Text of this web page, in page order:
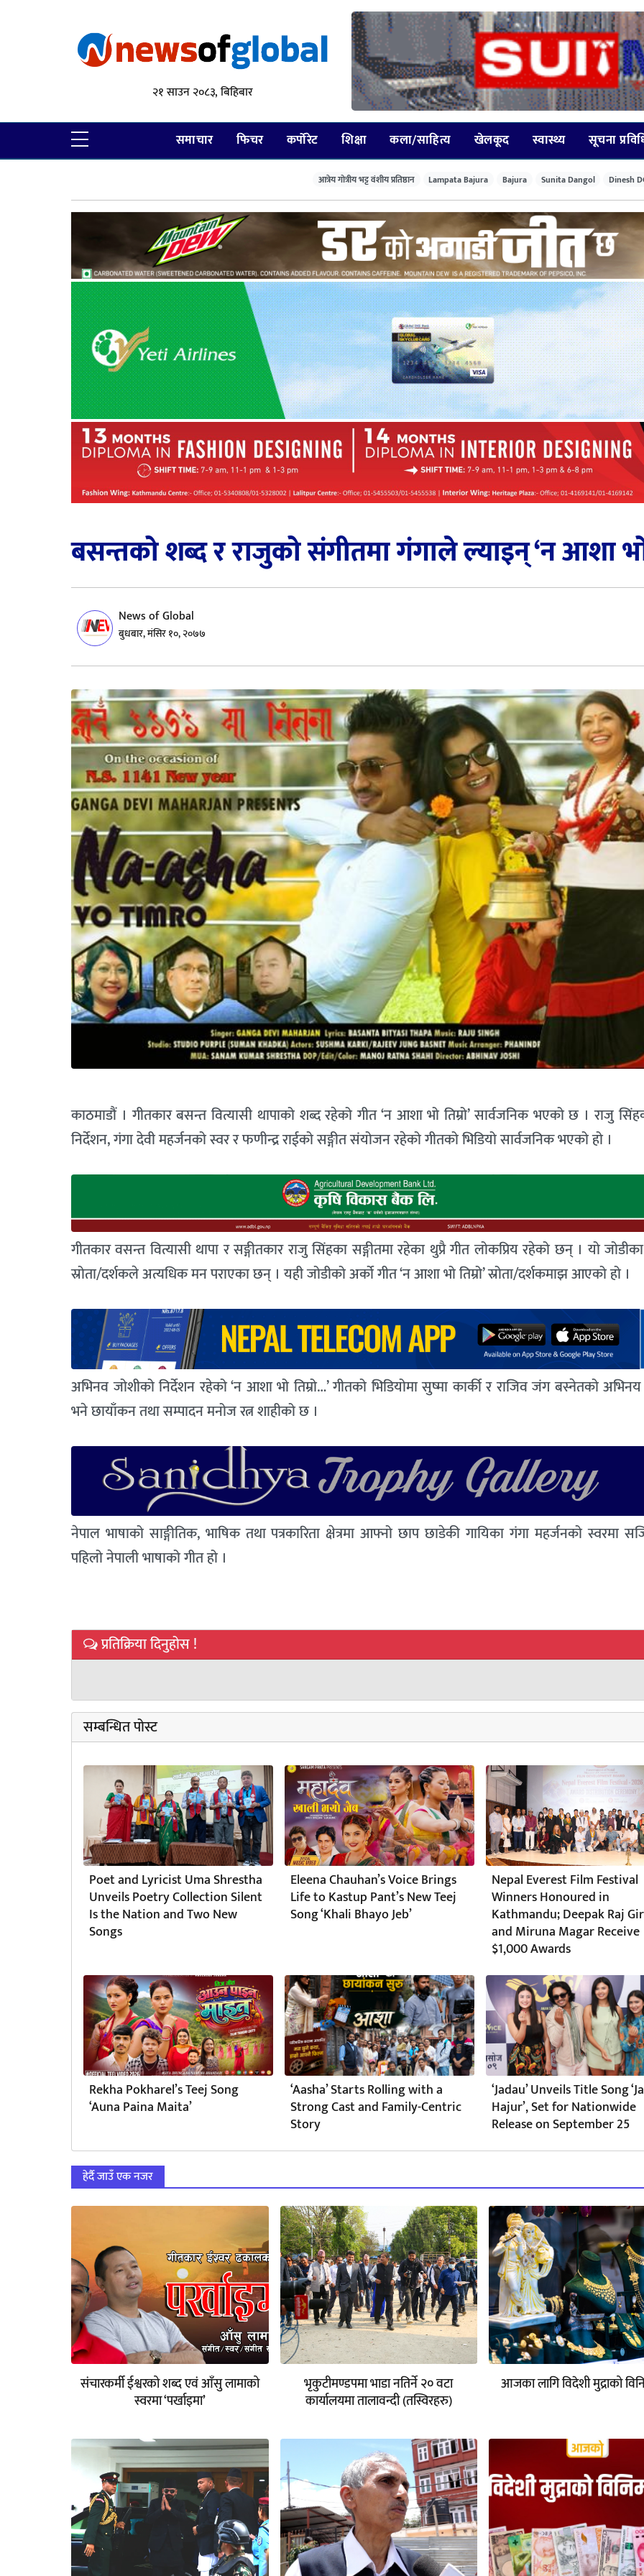
२१ साउन २०८३, बिहिबार
समाचार फिचर कर्पोरेट शिक्षा कला/साहित्य खेलकूद स्वास्थ्य सूचना
आत्रेय गोत्रीय भट्ट वंशीय प्रतिष्ठान Lampata Bajura Bajura Sunita Dangol Dinesh
बसन्तको शब्द र राजुको संगीतमा गंगाले ल्याइन् ‘न आशा भो
News of Global
बुधबार, मंसिर १०, २०७७
काठमाडौं । गीतकार बसन्त वित्यासी थापाको शब्द रहेको गीत ‘न आशा भो तिम्रो’ सार्वजनिक भएको छ । राजु
निर्देशन, गंगा देवी महर्जनको स्वर र फणीन्द्र राईको सङ्गीत संयोजन रहेको गीतको भिडियो सार्वजनिक भएको हो ।
गीतकार वसन्त वित्यासी थापा र सङ्गीतकार राजु सिंहका सङ्गीतमा रहेका थुप्रै गीत लोकप्रिय रहेको छन् । यो
स्रोता/दर्शकले अत्यधिक मन पराएका छन् । यही जोडीको अर्को गीत ‘न आशा भो तिम्रो’ स्रोता/दर्शकमाझ आएको हो ।
अभिनव जोशीको निर्देशन रहेको ‘न आशा भो तिम्रो…’ गीतको भिडियोमा सुष्मा कार्की र राजिव जंग बस्नेतको
भने छायाँकन तथा सम्पादन मनोज रत्न शाहीको छ ।
नेपाल भाषाको साङ्गीतिक, भाषिक तथा पत्रकारिता क्षेत्रमा आफ्नो छाप छाडेकी गायिका गंगा महर्जनको स्वरमा
पहिलो नेपाली भाषाको गीत हो ।
प्रतिक्रिया दिनुहोस !
सम्बन्धित पोस्ट
Poet and Lyricist Uma Shrestha
Unveils Poetry Collection Silent
Is the Nation and Two New
Songs
Eleena Chauhan’s Voice Brings
Life to Kastup Pant’s New Teej
Song ‘Khali Bhayo Jeb’
Nepal Everest Film Festival
Winners Honoured in
Kathmandu; Deepak Raj
and Miruna Magar Receive
$1,000 Awards
Rekha Pokharel’s Teej Song
‘Auna Paina Maita’
‘Aasha’ Starts Rolling with a
Strong Cast and Family-Centric
Story
‘Jadau’ Unveils Title Song
Hajur’, Set for Nationwide
Release on September 25
हेर्दै जाउँ एक नजर
संचारकर्मी ईश्वरको शब्द एवं आँसु लामाको
स्वरमा ‘पर्खाइमा’
भृकुटीमण्डपमा भाडा नतिर्ने २० वटा
कार्यालयमा तालावन्दी (तस्विरहरु)
आजका लागि विदेशी मुद्राको